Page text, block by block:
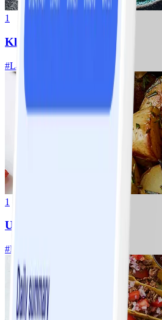
1
Klassisk vitkålssallad
#Lätt
1
Ugnsrostad potatis
#Lätt